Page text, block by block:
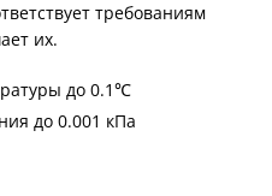
требованиям
их.
до 0.1℃
до 0.001 кПа